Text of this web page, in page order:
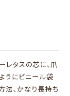
レタスの芯に、爪
うにビニール袋
法、かなり長持ち